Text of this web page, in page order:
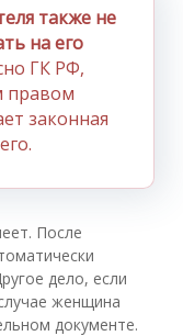
также не
на его
ГК РФ,
правом
законная
После
дело, если
женщина
документе.